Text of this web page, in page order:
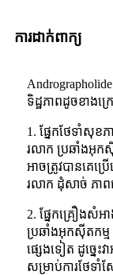
ការដាក់ពាក្យ
Andrographolide
ទិដ្ឋភាពដូចខាងក្រ
1. ផ្នែកថែទាំសុខ
រលាក ប្រឆាំងអុកស៊ី
អាចត្រូវបានគេប្រ
រលាក ដុំសាច់ ភា
2. ផ្នែកគ្រឿងសំអ
ប្រឆាំងអុកស៊ីតកម្ម
ផ្សេងទៀត ដូច្នេះ
សម្រាប់ការថែទាំ